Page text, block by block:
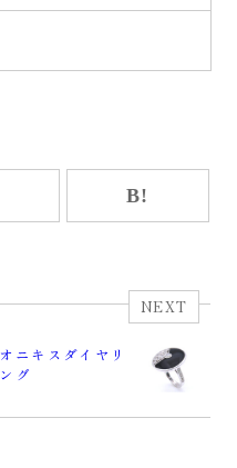
NEXT
オニキスダイヤリ
ング